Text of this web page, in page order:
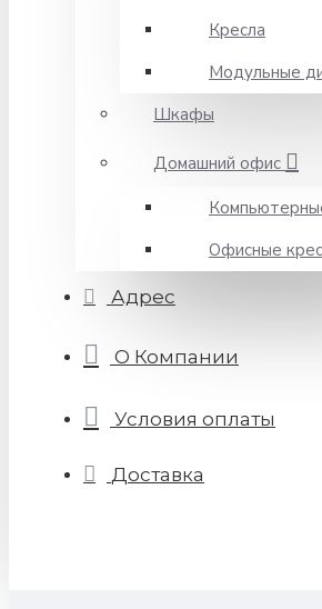
Кресла
Модульные
Шкафы
Домашний офис
Офисные
Адрес
О Компании
Условия оплаты
Доставка